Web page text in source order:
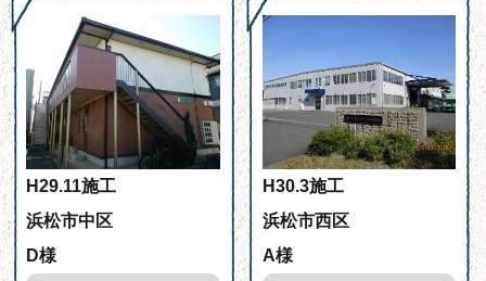
H29.11施工
浜松市中区
D様
H30.3施工
浜松市西区
A様